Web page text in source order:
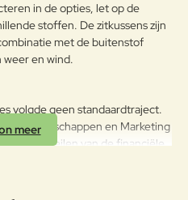
in de opties, let op de
stoffen. De zitkussens zijn
met de buitenstof
weer en wind.
volgde geen standaardtraject.
Wetenschappen en Marketing
en zeilen van de financiële